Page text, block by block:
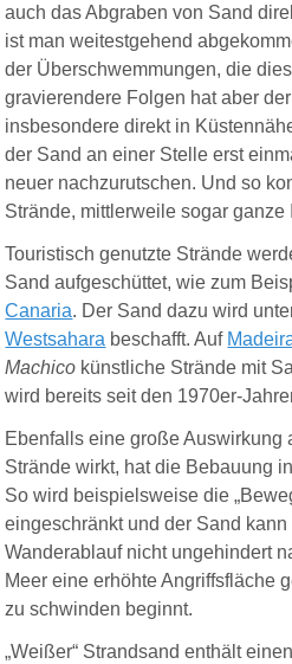
auch das Abgraben von Sand
ist man weitestgehend
der Überschwemmungen, die
gravierendere Folgen hat aber
insbesondere direkt in
der Sand an einer Stelle erst
neuer nachzurutschen. Und so
Strände, mittlerweile sogar
Touristisch genutzte Strände
Sand aufgeschüttet, wie zum
Canaria. Der Sand dazu wird
Westsahara beschafft. Auf
Machico künstliche Strände mit
wird bereits seit den 1970er-
Ebenfalls eine große Auswirkung
Strände wirkt, hat die Bebauung
So wird beispielsweise die
eingeschränkt und der Sand
Wanderablauf nicht ungehindert
Meer eine erhöhte Angriffsfläche
zu schwinden beginnt.
„Weißer“ Strandsand enthält